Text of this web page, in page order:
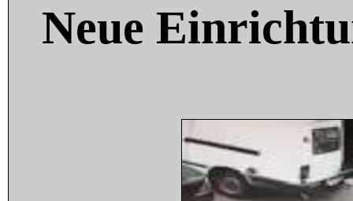
Neue